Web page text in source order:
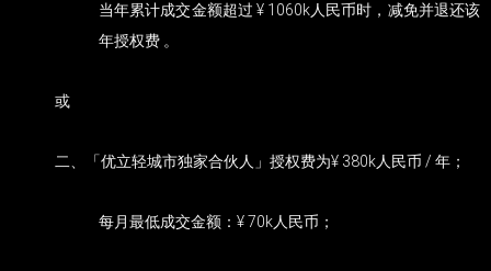
当年累计成交金额超过 ¥ 1060k人民币时，减免并退还该
年授权费 。
或
二、「优立轻城市独家合伙人」授权费为¥ 380k人民币 / 年；
每月最低成交金额：¥ 70k人民币；